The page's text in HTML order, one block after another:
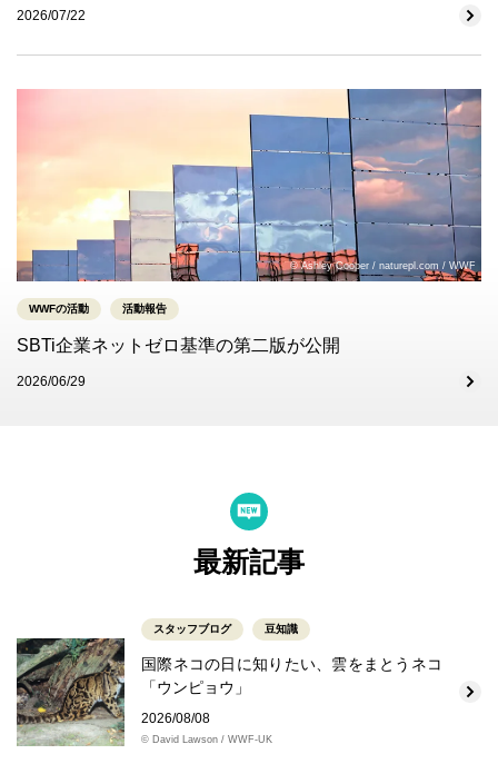
2026/07/22
© Ashley Cooper / naturepl.com / WWF
WWFの活動 活動報告
SBTi企業ネットゼロ基準の第二版が公開
2026/06/29
最新記事
スタッフブログ 豆知識
国際ネコの日に知りたい、雲をまとうネコ
「ウンピョウ」
2026/08/08
© David Lawson / WWF-UK